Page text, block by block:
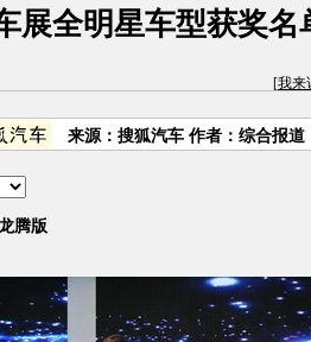
展全明星车型获奖名
[我来
来源：搜狐汽车 作者：综合报道
腾版